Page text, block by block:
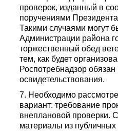
проверок, изданный в
поручениями
Такими случаями могут
Администрации района
торжественный обед
тем, как будет
Роспотребнадзор
освидетельствования.
Необходимо
вариант: требование
внеплановой проверки.
материалы из публичных